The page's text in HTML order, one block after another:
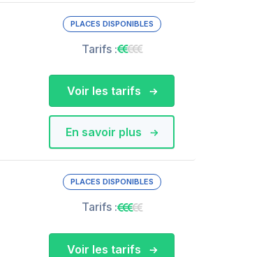
PLACES DISPONIBLES
Tarifs :
En savoir plus
Voir les tarifs
PLACES DISPONIBLES
Tarifs :
Voir les tarifs